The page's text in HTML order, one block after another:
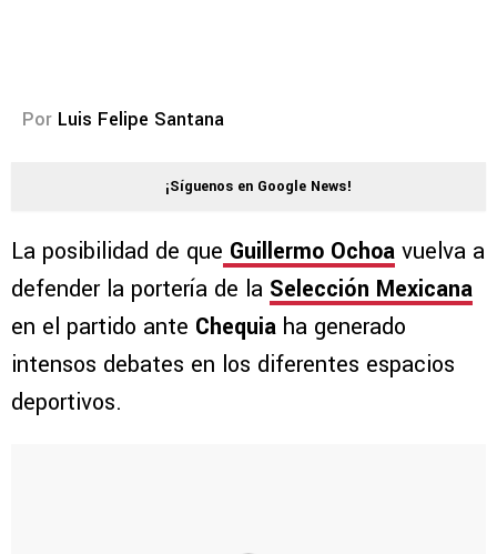
Por Luis Felipe Santana
¡Síguenos en Google News!
La posibilidad de que Guillermo Ochoa vuelva a
defender la portería de la Selección Mexicana
en el partido ante Chequia ha generado
intensos debates en los diferentes espacios
deportivos.